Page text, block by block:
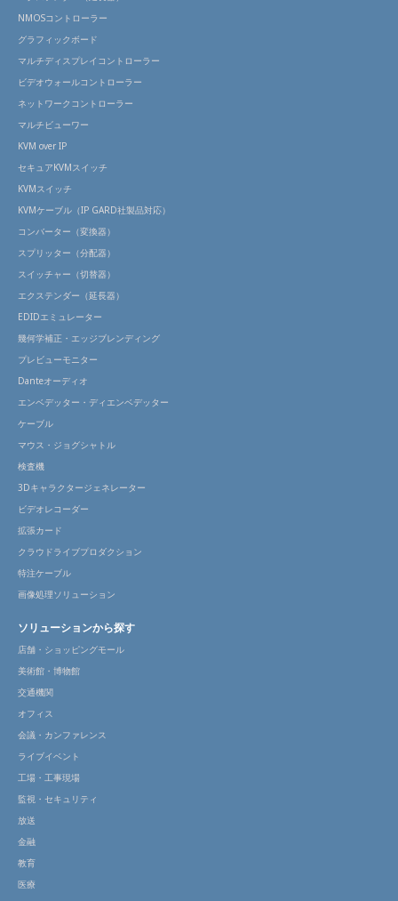
NMOSコントローラー
グラフィックボード
マルチディスプレイコントローラー
ビデオウォールコントローラー
ネットワークコントローラー
マルチビューワー
KVM over IP
セキュアKVMスイッチ
KVMスイッチ
KVMケーブル（IP GARD社製品対応）
コンバーター（変換器）
スプリッター（分配器）
スイッチャー（切替器）
エクステンダー（延長器）
EDIDエミュレーター
幾何学補正・エッジブレンディング
プレビューモニター
Danteオーディオ
エンベデッター・ディエンベデッター
ケーブル
マウス・ジョグシャトル
検査機
3Dキャラクタージェネレーター
ビデオレコーダー
拡張カード
クラウドライブプロダクション
特注ケーブル
画像処理ソリューション
ソリューションから探す
店舗・ショッピングモール
美術館・博物館
交通機関
オフィス
会議・カンファレンス
ライブイベント
工場・工事現場
監視・セキュリティ
放送
金融
教育
医療